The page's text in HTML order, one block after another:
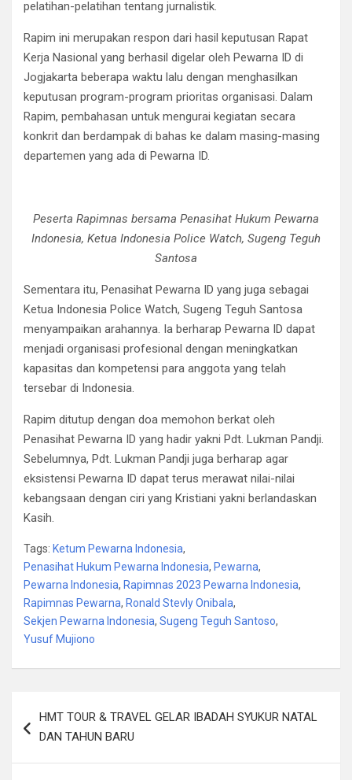
pelatihan-pelatihan tentang jurnalistik.
Rapim ini merupakan respon dari hasil keputusan Rapat
Kerja Nasional yang berhasil digelar oleh Pewarna ID di
Jogjakarta beberapa waktu lalu dengan menghasilkan
keputusan program-program prioritas organisasi. Dalam
Rapim, pembahasan untuk mengurai kegiatan secara
konkrit dan berdampak di bahas ke dalam masing-masing
departemen yang ada di Pewarna ID.
Peserta Rapimnas bersama Penasihat Hukum Pewarna
Indonesia, Ketua Indonesia Police Watch, Sugeng Teguh
Santosa
Sementara itu, Penasihat Pewarna ID yang juga sebagai
Ketua Indonesia Police Watch, Sugeng Teguh Santosa
menyampaikan arahannya. Ia berharap Pewarna ID dapat
menjadi organisasi profesional dengan meningkatkan
kapasitas dan kompetensi para anggota yang telah
tersebar di Indonesia.
Rapim ditutup dengan doa memohon berkat oleh
Penasihat Pewarna ID yang hadir yakni Pdt. Lukman Pandji.
Sebelumnya, Pdt. Lukman Pandji juga berharap agar
eksistensi Pewarna ID dapat terus merawat nilai-nilai
kebangsaan dengan ciri yang Kristiani yakni berlandaskan
Kasih.
Tags: Ketum Pewarna Indonesia,
Penasihat Hukum Pewarna Indonesia, Pewarna,
Pewarna Indonesia, Rapimnas 2023 Pewarna Indonesia,
Rapimnas Pewarna, Ronald Stevly Onibala,
Sekjen Pewarna Indonesia, Sugeng Teguh Santoso,
Yusuf Mujiono
navigation
HMT TOUR & TRAVEL GELAR IBADAH SYUKUR NATAL
DAN TAHUN BARU